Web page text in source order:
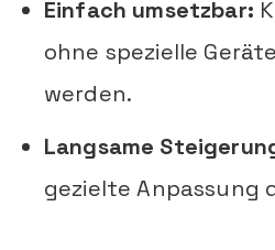
Einfach umsetzbar:
ohne spezielle
werden.
Langsame
gezielte Anpassung